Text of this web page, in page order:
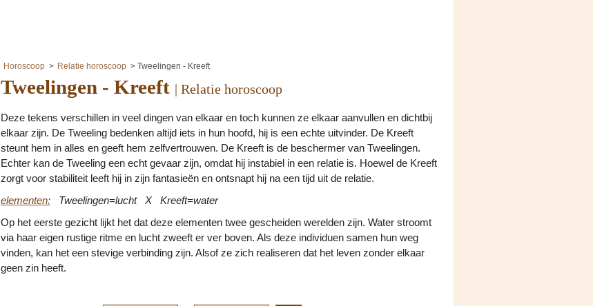
Horoscoop Relatie horoscoop Tweelingen - Kreeft
Tweelingen - Kreeft | Relatie horoscoop
Deze tekens verschillen in veel dingen van elkaar en toch kunnen ze elkaar aanvullen en dichtbij
elkaar zijn. De Tweeling bedenken altijd iets in hun hoofd, hij is een echte uitvinder. De Kreeft
steunt hem in alles en geeft hem zelfvertrouwen. De Kreeft is de beschermer van Tweelingen.
Echter kan de Tweeling een echt gevaar zijn, omdat hij instabiel in een relatie is. Hoewel de Kreeft
zorgt voor stabiliteit leeft hij in zijn fantasieën en ontsnapt hij na een tijd uit de relatie.
elementen: Tweelingen=lucht X Kreeft=water
Op het eerste gezicht lijkt het dat deze elementen twee gescheiden werelden zijn. Water stroomt
via haar eigen rustige ritme en lucht zweeft er ver boven. Als deze individuen samen hun weg
vinden, kan het een stevige verbinding zijn. Alsof ze zich realiseren dat het leven zonder elkaar
geen zin heeft.